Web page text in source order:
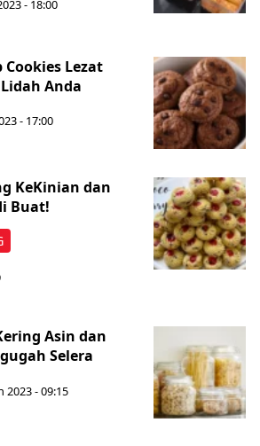
- 18:00
Cookies Lezat
Anda
- 17:00
KeKinian dan
Buat!
Asin dan
Selera
2023 - 09:15